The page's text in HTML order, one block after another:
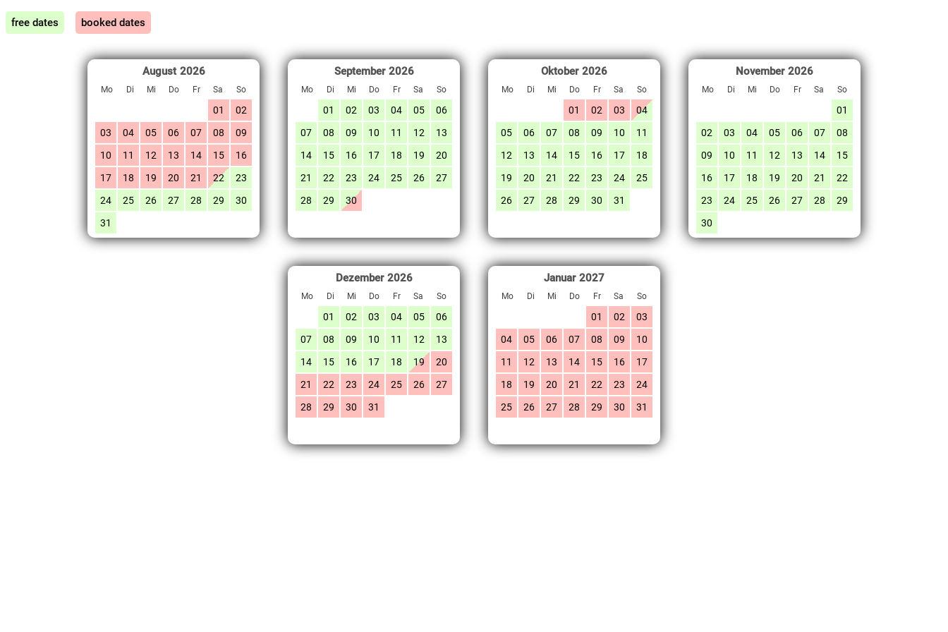
free dates booked dates
August 2026
Mo Di Mi Do Fr Sa So
01
02
03
04 05 06 07 08
09
10
11 12 13 14 15
16
17
18 19 20 21 22
23
24
25 26 27 28 29
30
31
September 2026
Mo Di Mi Do Fr Sa So
01 02 03 04 05
06
07
08 09 10 11 12
13
14
15 16 17 18 19
20
21
22 23 24 25 26
27
28
29 30
Oktober 2026
Mo Di Mi Do Fr Sa So
01 02 03
04
05
06 07 08 09 10
11
12
13 14 15 16 17
18
19
20 21 22 23 24
25
26
27 28 29 30 31
November 2026
Mo Di Mi Do Fr Sa So
01
02
03 04 05 06 07
08
09
10 11 12 13 14
15
16
17 18 19 20 21
22
23
24 25 26 27 28
29
30
Dezember 2026
Mo Di Mi Do Fr Sa So
01 02 03 04 05
06
07
08 09 10 11 12
13
14
15 16 17 18 19
20
21
22 23 24 25 26
27
28
29 30 31
Januar 2027
Mo Di Mi Do Fr Sa So
01 02
03
04
05 06 07 08 09
10
11
12 13 14 15 16
17
18
19 20 21 22 23
24
25
26 27 28 29 30 31